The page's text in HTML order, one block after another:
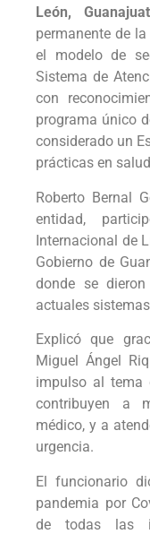
León,
permanente de
el modelo de
Sistema de
con
programa único
considerado un
prácticas en
Roberto Bernal
entidad,
Internacional de
Gobierno de
donde se
actuales
Explicó que
Miguel Ángel
impulso al tema
contribuyen a
médico, y a
urgencia.
El funcionario
pandemia por
de todas las